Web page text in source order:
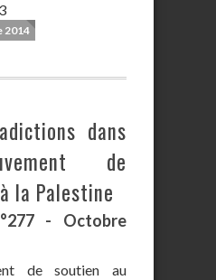
2014
dans
de
la Palestine
- Octobre
de soutien au